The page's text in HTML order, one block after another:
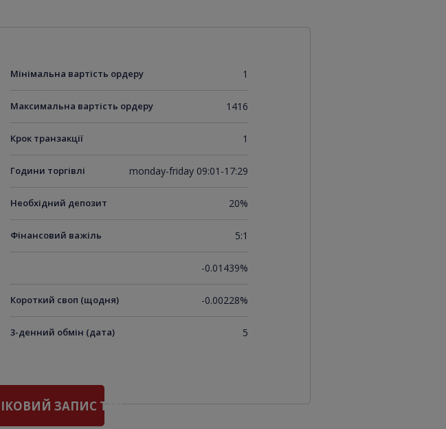
Мінімальна вартість ордеру 1
Максимальна вартість ордеру 1416
Крок транзакції 1
Години торгівлі monday-friday 09:01-17:29
Необхідний депозит 20%
Фінансовий важіль 5:1
-0.01439%
Короткий своп (щодня) -0.00228%
3-денний обмін (дата) 5
ЗАПИС TMS